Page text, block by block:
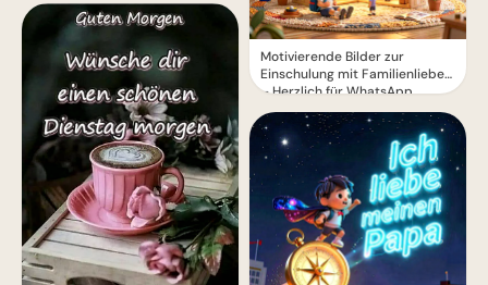
Motivierende Bilder zur
Einschulung mit Familienliebe
– Herzlich für WhatsApp